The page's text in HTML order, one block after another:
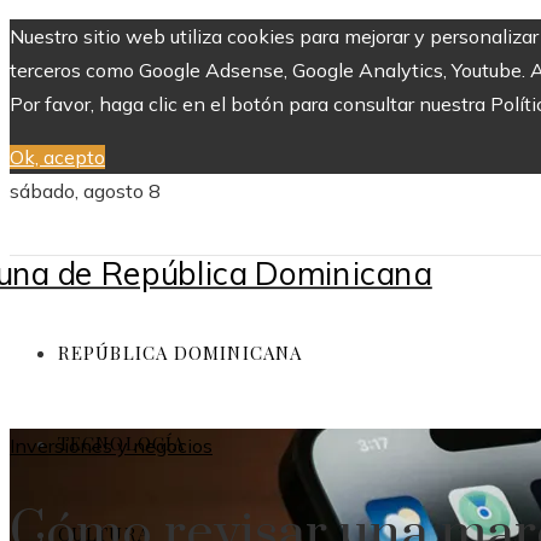
Nuestro sitio web utiliza cookies para mejorar y
terceros como Google Adsense, Google Analytics,
Por favor, haga clic en el botón para consultar nuestra
Ok, acepto
sábado, agosto 8
REPÚBLICA DOMINICANA
TECNOLOGÍA
CULTURA
Inversiones y negocios